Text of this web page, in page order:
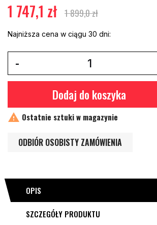
1 747,1 zł 1 899,0 zł
Najniższa cena w ciągu 30 dni:
Dodaj do koszyka
 Ostatnie sztuki w magazynie
ODBIÓR OSOBISTY ZAMÓWIENIA
OPIS
SZCZEGÓŁY PRODUKTU